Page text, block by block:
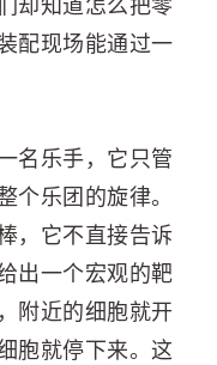
却知道怎么把零
配现场能通过一
名乐手，它只管
个乐团的旋律。
，它不直接告诉
出一个宏观的靶
附近的细胞就开
胞就停下来。这